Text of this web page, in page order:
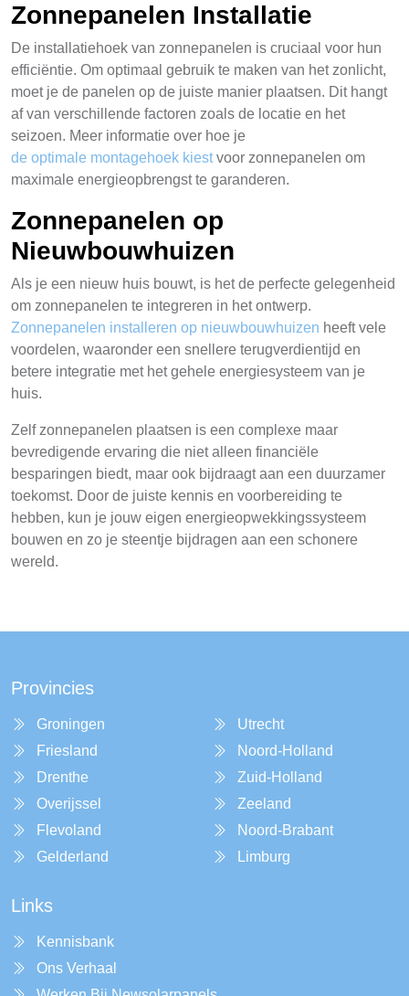
Zonnepanelen Installatie
De installatiehoek van zonnepanelen is cruciaal voor hun
efficiëntie. Om optimaal gebruik te maken van het zonlicht,
moet je de panelen op de juiste manier plaatsen. Dit hangt
af van verschillende factoren zoals de locatie en het
seizoen. Meer informatie over hoe je
de optimale montagehoek kiestvoor zonnepanelen om
maximale energieopbrengst te garanderen.
Zonnepanelen op
Nieuwbouwhuizen
Als je een nieuw huis bouwt, is het de perfecte gelegenheid
om zonnepanelen te integreren in het ontwerp.
Zonnepanelen installeren op nieuwbouwhuizen heeft vele
voordelen, waaronder een snellere terugverdientijd en
betere integratie met het gehele energiesysteem van je
huis.
Zelf zonnepanelen plaatsen is een complexe maar
bevredigende ervaring die niet alleen financiële
besparingen biedt, maar ook bijdraagt aan een duurzamer
toekomst. Door de juiste kennis en voorbereiding te
hebben, kun je jouw eigen energieopwekkingssysteem
bouwen en zo je steentje bijdragen aan een schonere
wereld.
Provincies
Groningen
Friesland
Drenthe
Overijssel
Flevoland
Gelderland
Utrecht
Noord-Holland
Zuid-Holland
Zeeland
Noord-Brabant
Limburg
Links
Kennisbank
Ons Verhaal